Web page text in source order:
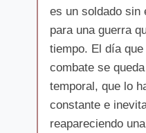
es un soldado sin
para una guerra
tiempo. El día
combate se
temporal, que lo
constante e
reapareciendo